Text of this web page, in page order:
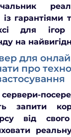
гарантіями
для
на
для
про
запити
від